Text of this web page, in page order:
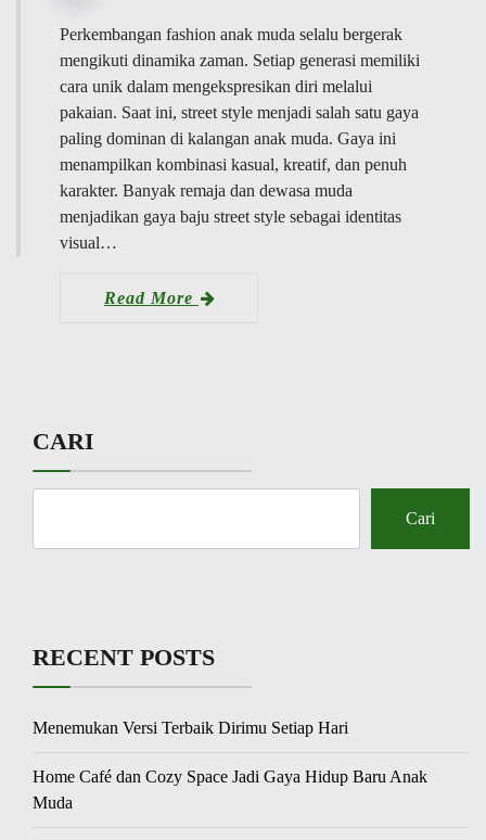
Perkembangan fashion anak muda selalu bergerak
mengikuti dinamika zaman. Setiap generasi memiliki
cara unik dalam mengekspresikan diri melalui
pakaian. Saat ini, street style menjadi salah satu gaya
paling dominan di kalangan anak muda. Gaya ini
menampilkan kombinasi kasual, kreatif, dan penuh
karakter. Banyak remaja dan dewasa muda
menjadikan gaya baju street style sebagai identitas
visual…
Read More
CARI
Cari
RECENT POSTS
Menemukan Versi Terbaik Dirimu Setiap Hari
Home Café dan Cozy Space Jadi Gaya Hidup Baru Anak
Muda